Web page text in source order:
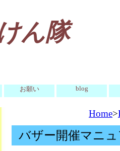
ん隊
お願い blog
Home>
バザー開催マニ